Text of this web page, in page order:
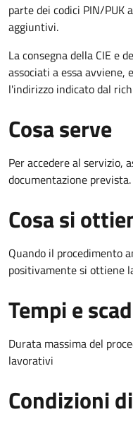
parte dei codici PIN/PUK
aggiuntivi.
La consegna della CIE e
associati a essa
l'indirizzo indicato dal
Cosa serve
Per accedere al servizio,
documentazione prevista.
Cosa si
Quando il procedimento
positivamente si ottiene
Tempi e
Durata massima del
lavorativi
Condizioni